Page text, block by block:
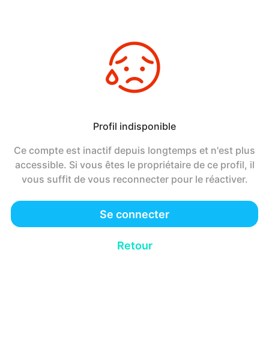
Profil indisponible
Ce compte est inactif depuis longtemps et n'est plus
accessible. Si vous êtes le propriétaire de ce profil, il
vous suffit de vous reconnecter pour le réactiver.
Se connecter
Retour